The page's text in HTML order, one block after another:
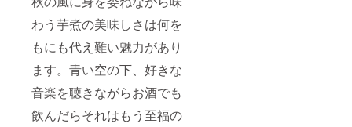
わう芋煮の美味しさは何を
もにも代え難い魅力があり
ます。青い空の下、好きな
音楽を聴きながらお酒でも
飲んだらそれはもう至福の